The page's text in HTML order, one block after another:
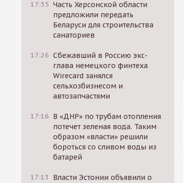
17:35 Часть Херсонской области
предложили передать
Беларуси для строительства
санаториев
17:26 Сбежавший в Россию экс-
глава немецкого финтеха
Wirecard занялся
сельхозбизнесом и
автозапчастями
17:16 В «ДНР» по трубам отопления
потечет зеленая вода. Таким
образом «власти» решили
бороться со сливом воды из
батарей
17:13
Власти Эстонии объявили о